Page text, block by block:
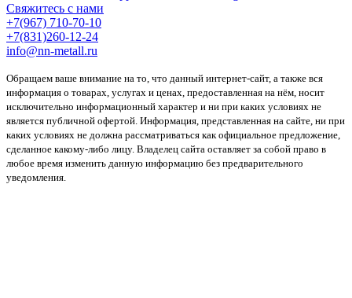
Свяжитесь с нами
+7(967) 710-70-10
+7(831)260-12-24
info@nn-metall.ru
Обращаем ваше внимание на то, что данный интернет-сайт, а также вся
информация о товарах, услугах и ценах, предоставленная на нём, носит
исключительно информационный характер и ни при каких условиях не
является публичной офертой. Информация, представленная на сайте, ни при
каких условиях не должна рассматриваться как официальное предложение,
сделанное какому-либо лицу. Владелец сайта оставляет за собой право в
любое время изменить данную информацию без предварительного
уведомления.